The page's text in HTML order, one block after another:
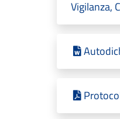
Vigilanza,